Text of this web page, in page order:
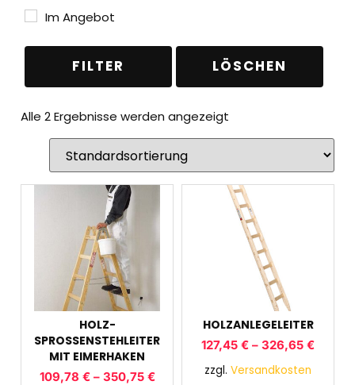
Holzleitern
Anlegeleitern
Stehleitern (1)
Im Angebot
FILTER LÖSCHEN
Alle 2 Ergebnisse werden angezeigt
HOLZ-
SPROSSENSTEHLEITER
MIT EIMERHAKEN
109,78 €– 350,75 €
HOLZANLEGELEITER
127,45 € – 326,65 €
zzgl. Versandkosten